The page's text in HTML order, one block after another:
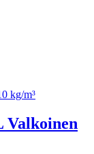
Valkoinen